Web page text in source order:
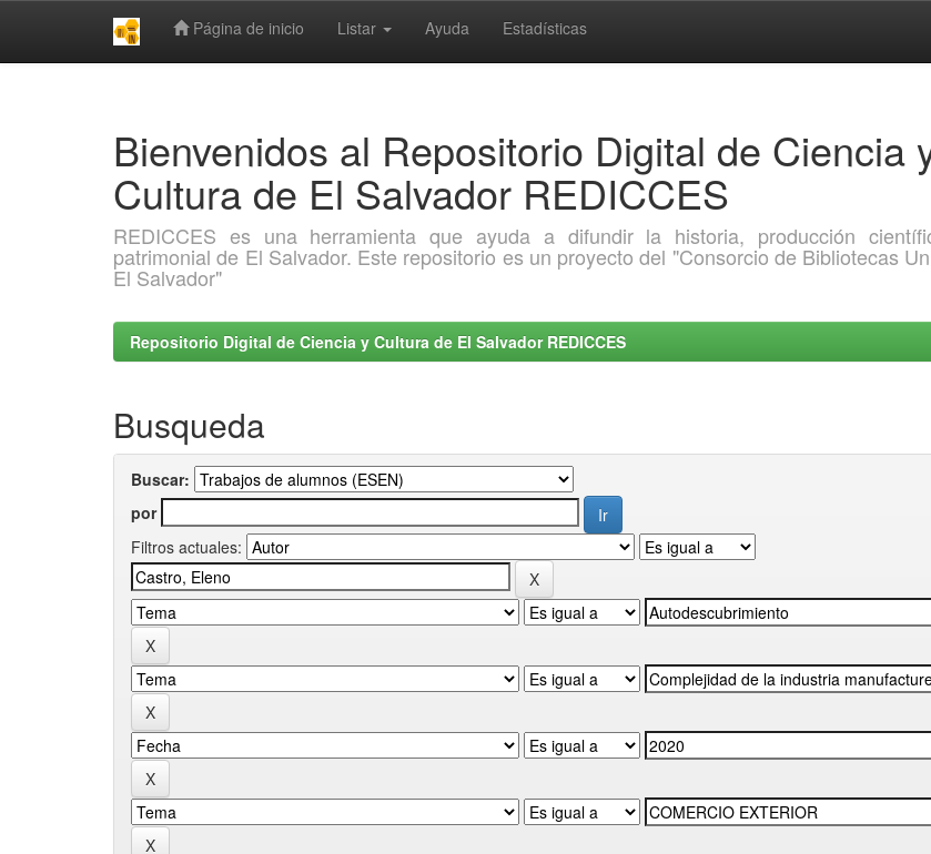
Página de inicio Listar Ayuda Estadísticas
Bienvenidos al Repositorio Digital de Ciencia
Cultura de El Salvador REDICCES
REDICCES es una herramienta que ayuda a difundir la historia, producción
patrimonial de El Salvador. Este repositorio es un proyecto del "Consorcio de Bibliotecas
El Salvador"
Repositorio Digital de Ciencia y Cultura de El Salvador REDICCES
Busqueda
Buscar:
por
Filtros actuales: